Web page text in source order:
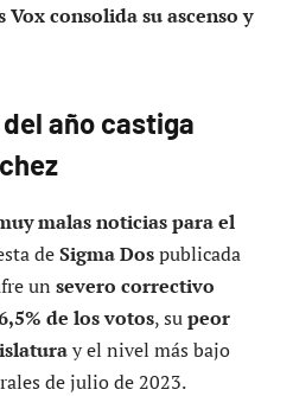
Vox consolida su ascenso y
año castiga
malas noticias para el
deSigma Dospublicada
un severo correctivo
de los votos, supeor
y el nivel más bajo
de julio de 2023.